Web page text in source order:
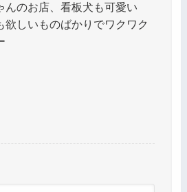
んのお店、看板犬も可愛い
欲しいものばかりでワクワク